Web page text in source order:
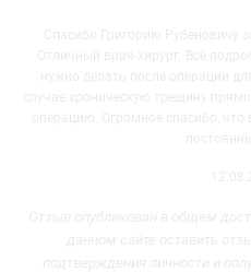
Спасибо Григорию Рубеновичу
Отличный врач-хирург. Всё
нужно делать после операции
случае хроническую трещину
операцию. Огромное спасибо,
Отзыв опубликован в общем
данном сайте оставить
подтверждения личности и